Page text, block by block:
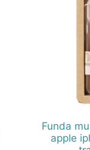
Funda
apple